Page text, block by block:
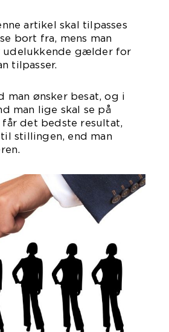
artikel skal tilpasses
bort fra, mens man
udelukkende gælder for
tilpasser.
man ønsker besat, og i
man lige skal se på
får det bedste resultat,
stillingen, end man